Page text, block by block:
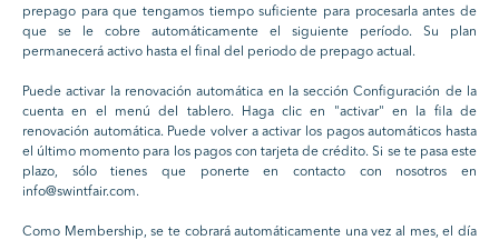
prepago para que tengamos tiempo suficiente para procesarla antes de
que se le cobre automáticamente el siguiente período. Su plan
permanecerá activo hasta el final del periodo de prepago actual.
Puede activar la renovación automática en la sección Configuración de la
cuenta en el menú del tablero. Haga clic en "activar" en la fila de
renovación automática. Puede volver a activar los pagos automáticos hasta
el último momento para los pagos con tarjeta de crédito. Si se te pasa este
plazo, sólo tienes que ponerte en contacto con nosotros en
info@swintfair.com.
Como Membership, se te cobrará automáticamente una vez al mes, el día